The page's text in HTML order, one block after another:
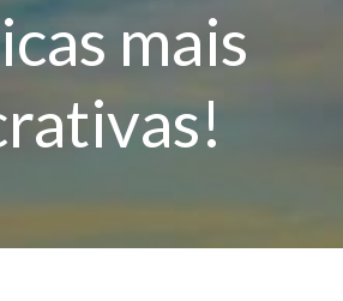
mais